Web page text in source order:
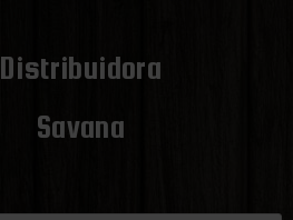
Distribuidora
Savana